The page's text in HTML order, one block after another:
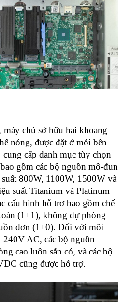
chủ sở hữu hai khoang
nóng, được đặt ở mỗi bên
cung cấp danh mục tùy chọn
gồm các bộ nguồn mô-đun
800W, 1100W, 1500W và
suất Titanium và Platinum
cấu hình hỗ trợ bao gồm chế
(1+1), không dự phòng
đơn (1+0). Đối với môi
AC, các bộ nguồn
cao luôn sẵn có, và các bộ
cũng được hỗ trợ.